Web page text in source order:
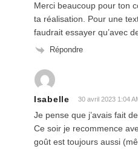
Merci beaucoup pour ton
ta réalisation. Pour une
faudrait essayer qu’avec
Répondre
Isabelle 30 avril 2023 1:04
Je pense que j’avais fait
Ce soir je recommence
goût est toujours aussi